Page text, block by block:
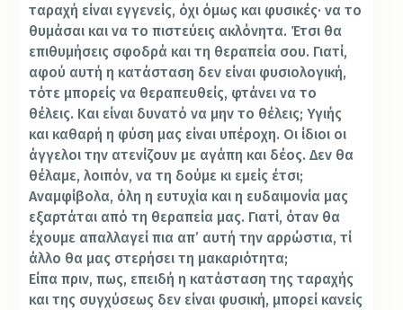
ταραχή είναι εγγενείς, όχι όμως και φυσικές· να το
θυμάσαι και να το πιστεύεις ακλόνητα. Έτσι θα
επιθυμήσεις σφοδρά και τη θεραπεία σου. Γιατί,
αφού αυτή η κατάσταση δεν είναι φυσιολογική,
τότε μπορείς να θεραπευθείς, φτάνει να το
θέλεις. Και είναι δυνατό να μην το θέλεις; Υγιής
και καθαρή η φύση μας είναι υπέροχη. Οι ίδιοι οι
άγγελοι την ατενίζουν με αγάπη και δέος. Δεν θα
θέλαμε, λοιπόν, να τη δούμε κι εμείς έτσι;
Αναμφίβολα, όλη η ευτυχία και η ευδαιμονία μας
εξαρτάται από τη θεραπεία μας. Γιατί, όταν θα
έχουμε απαλλαγεί πια απ’ αυτή την αρρώστια, τί
άλλο θα μας στερήσει τη μακαριότητα;
Είπα πριν, πως, επειδή η κατάσταση της ταραχής
και της συγχύσεως δεν είναι φυσική, μπορεί κανείς